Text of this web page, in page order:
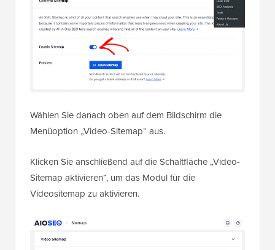
Wählen Sie danach oben auf dem Bildschirm die
Menüoption „Video-Sitemap“ aus.
Klicken Sie anschließend auf die Schaltfläche „Video-
Sitemap aktivieren“, um das Modul für die
Videositemap zu aktivieren.